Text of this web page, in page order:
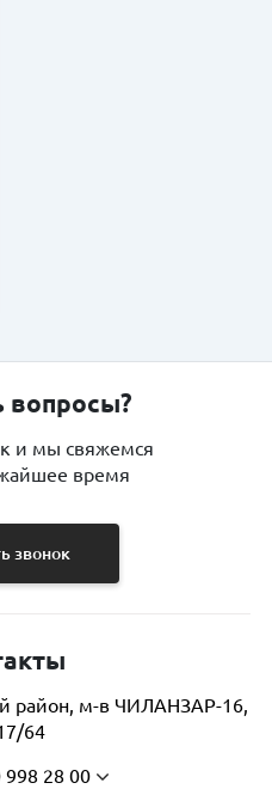
вопросы?
и мы свяжемся
время
звонок
район, м-в ЧИЛАНЗАР-16,
64
998 28 00